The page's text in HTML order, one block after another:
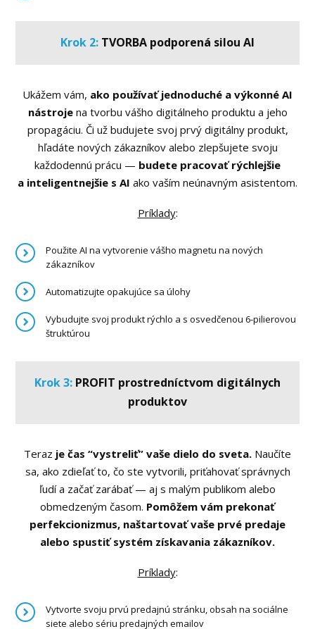
Krok 2: TVORBA podporená silou AI
Ukážem vám, ako používať jednoduché a výkonné AI
nástrojena tvorbu vášho digitálneho produktu a jeho
propagáciu. Či už budujete svoj prvý digitálny produkt,
hľadáte nových zákazníkov alebo zlepšujete svoju
každodennú prácu — budete pracovať rýchlejšie
a inteligentnejšie s AI ako vaším neúnavným asistentom.
Príklady:
Použite AI na vytvorenie vášho magnetu na nových
zákazníkov
Automatizujte opakujúce sa úlohy
Vybudujte svoj produkt rýchlo a s osvedčenou 6-pilierovou
štruktúrou
Krok 3: PROFIT prostredníctvom digitálnych
produktov
Teraz je čas “vystreliť” vaše dielo do sveta. Naučíte
sa, ako zdieľať to, čo ste vytvorili, priťahovať správnych
ľudí a začať zarábať — aj s malým publikom alebo
obmedzeným časom. Pomôžem vám prekonať
perfekcionizmus, naštartovať vaše prvé predaje
alebo spustiť systém získavania zákazníkov.
Príklady:
Vytvorte svoju prvú predajnú stránku, obsah na sociálne
siete alebo sériu predajných emailov